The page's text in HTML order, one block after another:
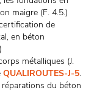
maigre (F. 4.5.)
de
en béton
métalliques (J.
QUALIROUTES-J-5.
du béton